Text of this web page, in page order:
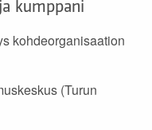
kumppani
kohdeorganisaation
(Turun